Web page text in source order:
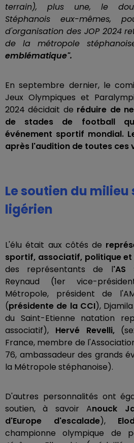
terrain), plus une, le
Stéphanois eux-mêmes,
d'organisation des JOP 2024
de la métropole
emblématique".
En septembre dernier, le
Jeux Olympiques et
2024 décidait de réduire de
de stades de football
événement sportif mondial.
après l'audition de toutes ces
Le soutien du
ligérien
L'élu était aux côtés de
sportif, associatif, politique
des représentants de l'AS
Reynaud (1er vice-
Métropole, président de
(présidente de la CCI),
du Saint-Etienne natation
associatif), Hervé Revelli,
France, membre de
76, ambassadeur des grands
la Métropole stéphanoise).
D'autres personnalités ont
soutien, à savoir Anouck
d'Europe d'escalade),
championne olympique de